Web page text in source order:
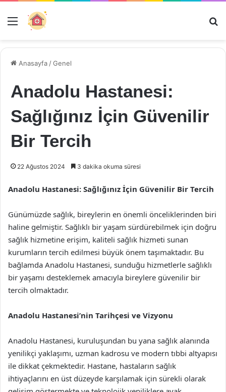
Menü
Anasayfa /Genel
Anadolu Hastanesi:
Sağlığınız İçin Güvenilir
Bir Tercih
22 Ağustos 2024 3 dakika okuma süresi
Anadolu Hastanesi: Sağlığınız İçin Güvenilir Bir Tercih
Günümüzde sağlık, bireylerin en önemli önceliklerinden biri
haline gelmiştir. Sağlıklı bir yaşam sürdürebilmek için doğru
sağlık hizmetine erişim, kaliteli sağlık hizmeti sunan
kurumların tercih edilmesi büyük önem taşımaktadır. Bu
bağlamda Anadolu Hastanesi, sunduğu hizmetlerle sağlıklı
bir yaşamı desteklemek amacıyla bireylere güvenilir bir
tercih olmaktadır.
Anadolu Hastanesi’nin Tarihçesi ve Vizyonu
Anadolu Hastanesi, kuruluşundan bu yana sağlık alanında
yenilikçi yaklaşımı, uzman kadrosu ve modern tıbbi altyapısı
ile dikkat çekmektedir. Hastane, hastaların sağlık
ihtiyaçlarını en üst düzeyde karşılamak için sürekli olarak